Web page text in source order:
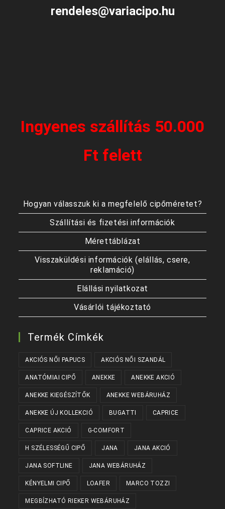
rendeles@variacipo.hu
Ingyenes szállítás 50.000
Ft felett
Hogyan válasszuk ki a megfelelő cipőméretet?
Szállítási és fizetési információk
Mérettáblázat
Visszaküldési információk (elállás, csere,
reklamáció)
Elállási nyilatkozat
Vásárlói tájékoztató
Termék Címkék
AKCIÓS NŐI PAPUCS AKCIÓS NŐI SZANDÁL
ANATÓMIAI CIPŐ ANEKKE ANEKKE AKCIÓ
ANEKKE KIEGÉSZÍTŐK ANEKKE WEBÁRUHÁZ
ANEKKE ÚJ KOLLEKCIÓ BUGATTI CAPRICE
CAPRICE AKCIÓ G-COMFORT
H SZÉLESSÉGŰ CIPŐ JANA JANA AKCIÓ
JANA SOFTLINE JANA WEBÁRUHÁZ
KÉNYELMI CIPŐ LOAFER MARCO TOZZI
MEGBÍZHATÓ RIEKER WEBÁRUHÁZ